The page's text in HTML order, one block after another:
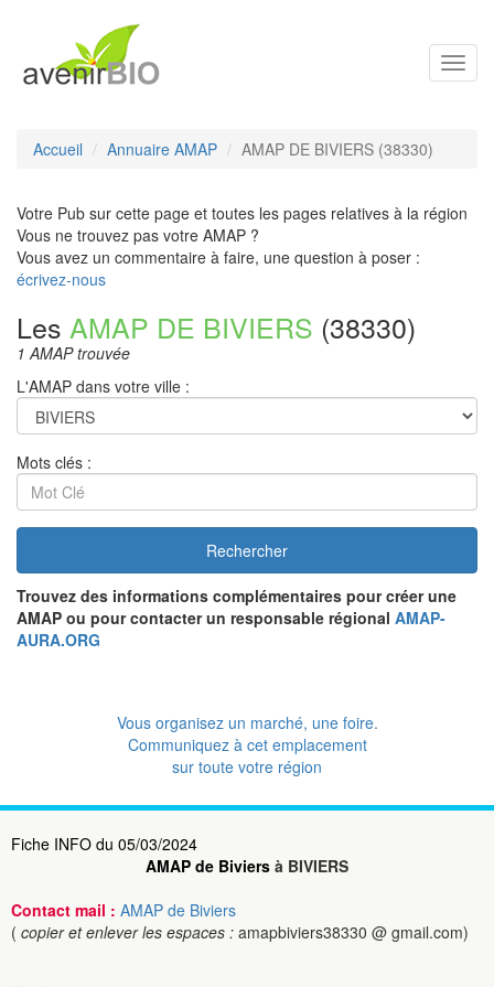
Accueil Annuaire AMAP AMAP DE BIVIERS (38330)
Votre Pub sur cette page et toutes les pages relatives à la région
Vous ne trouvez pas votre AMAP ?
Vous avez un commentaire à faire, une question à poser :
écrivez-nous
Les AMAP DE BIVIERS (38330)
1 AMAP trouvée
L'AMAP dans votre ville :
Mots clés :
Rechercher
Trouvez des informations complémentaires pour créer une
AMAP ou pour contacter un responsable régional AMAP-
AURA.ORG
Vous organisez un marché, une foire.
Communiquez à cet emplacement
sur toute votre région
Fiche INFO du 05/03/2024
AMAP de Biviers à BIVIERS
Contact mail : AMAP de Biviers
( copier et enlever les espaces : amapbiviers38330 @ gmail.com)